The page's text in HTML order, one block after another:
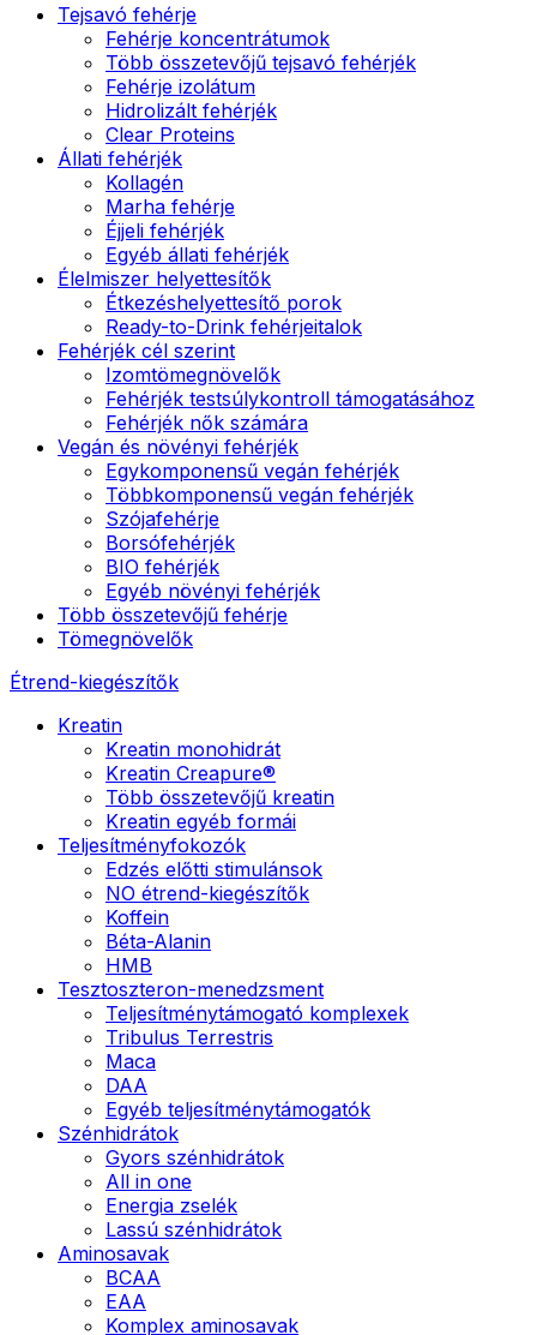
Tejsavó fehérje
Fehérje koncentrátumok
Több összetevőjű tejsavó fehérjék
Fehérje izolátum
Hidrolizált fehérjék
Clear Proteins
Állati fehérjék
Kollagén
Marha fehérje
Éjjeli fehérjék
Egyéb állati fehérjék
Élelmiszer helyettesítők
Étkezéshelyettesítő porok
Ready-to-Drink fehérjeitalok
Fehérjék cél szerint
Izomtömegnövelők
Fehérjék testsúlykontroll támogatásához
Fehérjék nők számára
Vegán és növényi fehérjék
Egykomponensű vegán fehérjék
Többkomponensű vegán fehérjék
Szójafehérje
Borsófehérjék
BIO fehérjék
Egyéb növényi fehérjék
Több összetevőjű fehérje
Tömegnövelők
Étrend-kiegészítők
Kreatin
Kreatin monohidrát
Kreatin Creapure®
Több összetevőjű kreatin
Kreatin egyéb formái
Teljesítményfokozók
Edzés előtti stimulánsok
NO étrend-kiegészítők
Koffein
Béta-Alanin
HMB
Tesztoszteron-menedzsment
Teljesítménytámogató komplexek
Tribulus Terrestris
Maca
DAA
Egyéb teljesítménytámogatók
Szénhidrátok
Gyors szénhidrátok
All in one
Energia zselék
Lassú szénhidrátok
Aminosavak
BCAA
EAA
Komplex aminosavak